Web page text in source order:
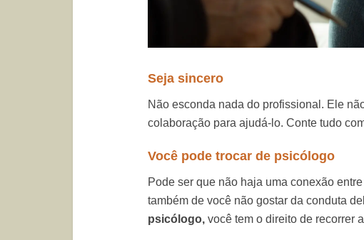
Seja sincero
Não esconda nada do profissional. Ele
colaboração para ajudá-lo. Conte tudo
Você pode trocar de psicólogo
Pode ser que não haja uma conexão
também de você não gostar da conduta
psicólogo, você tem o direito de recorrer